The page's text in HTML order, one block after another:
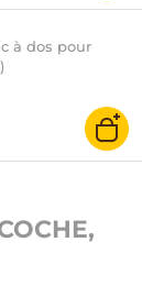
à dos pour